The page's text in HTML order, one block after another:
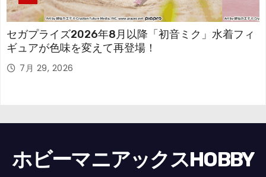
セガプライズ2026年8月以降「初音ミク」水着フィ
ギュアが色味を変えて再登場！
7月 29, 2026
ホビーマニアックスHOBBY